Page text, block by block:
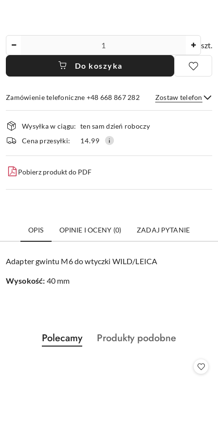
szt.
Do koszyka
Zamówienie telefoniczne +48 668 867 282 Zostaw telefon
Wyślij
Dostępność
i
dostawa
Wysyłka w ciągu: ten sam dzień roboczy
Cena przesyłki:
14.99
Pobierz produkt do PDF
OPIS OPINIE I OCENY (0) ZADAJ PYTANIE
Adapter gwintu M6 do wtyczki WILD/LEICA
Wysokość: 40 mm
Pomiń karuzelę produktów
Produkty
o
Polecamy
Produkty
Produkty podobne